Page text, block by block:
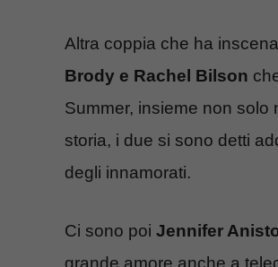
Altra coppia che ha
Brody e Rachel Bilson
Summer, insieme non solo
storia, i due si sono detti
degli innamorati.
Ci sono poi Jennifer
grande amore anche a